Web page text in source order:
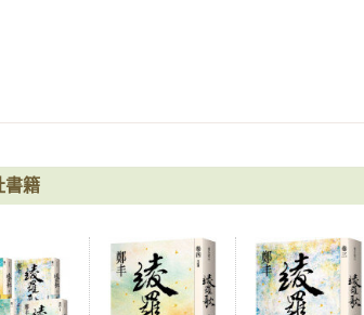
奇峰異石傳．卷三》《（文庫版）奇峰異石傳．
）奇峰異石傳．卷六（完）》《（文庫版）奇峰
三（最終卷）》《神偷天下．卷二》《（文庫
書籍